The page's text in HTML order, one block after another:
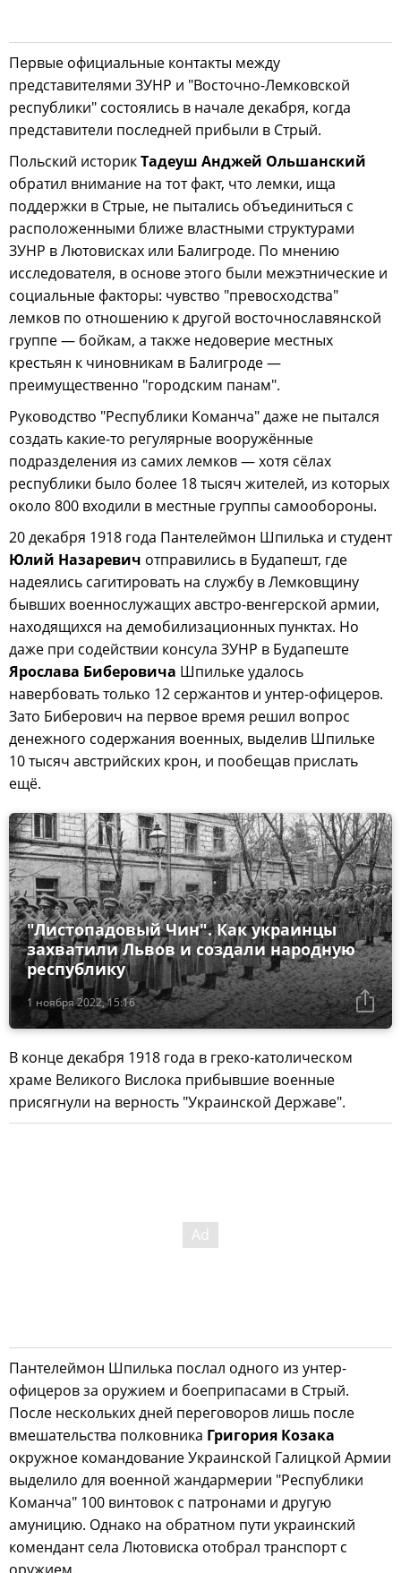
Первые официальные контакты между
представителями ЗУНР и "Восточно-Лемковской
республики" состоялись в начале декабря, когда
представители последней прибыли в Стрый.
Польский историкТадеуш Анджей Ольшанский
обратил внимание на тот факт, что лемки, ища
поддержки в Стрые, не пытались объединиться с
расположенными ближе властными структурами
ЗУНР в Лютовисках или Балигроде. По мнению
исследователя, в основе этого были межэтнические и
социальные факторы: чувство "превосходства"
лемков по отношению к другой восточнославянской
группе — бойкам, а также недоверие местных
крестьян к чиновникам в Балигроде —
преимущественно "городским панам".
Руководство "Республики Команча" даже не пытался
создать какие-то регулярные вооружённые
подразделения из самих лемков — хотя сёлах
республики было более 18 тысяч жителей, из которых
около 800 входили в местные группы самообороны.
20 декабря 1918 года Пантелеймон Шпилька и студент
Юлий Назаревич отправились в Будапешт, где
надеялись сагитировать на службу в Лемковщину
бывших военнослужащих австро-венгерской армии,
находящихся на демобилизационных пунктах. Но
даже при содействии консула ЗУНР в Будапеште
Ярослава Биберовича Шпильке удалось
навербовать только 12 сержантов и унтер-офицеров.
Зато Биберович на первое время решил вопрос
денежного содержания военных, выделив Шпильке
10 тысяч австрийских крон, и пообещав прислать
ещё.
1 ноября 2022, 15:16
"Листопадовый Чин". Как украинцы
захватили Львов и создали народную
республику
В конце декабря 1918 года в греко-католическом
храме Великого Вислока прибывшие военные
присягнули на верность "Украинской Державе".
Пантелеймон Шпилька послал одного из унтер-
офицеров за оружием и боеприпасами в Стрый.
После нескольких дней переговоров лишь после
вмешательства полковника Григория Козака
окружное командование Украинской Галицкой Армии
выделило для военной жандармерии "Республики
Команча" 100 винтовок с патронами и другую
амуницию. Однако на обратном пути украинский
комендант села Лютовиска отобрал транспорт с